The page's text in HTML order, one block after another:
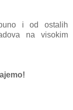
i od ostalih
na visokim